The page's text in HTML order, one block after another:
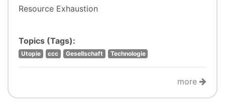
Resource Exhaustion
Topics (Tags):
Utopie ccc Gesellschaft Technologie
more